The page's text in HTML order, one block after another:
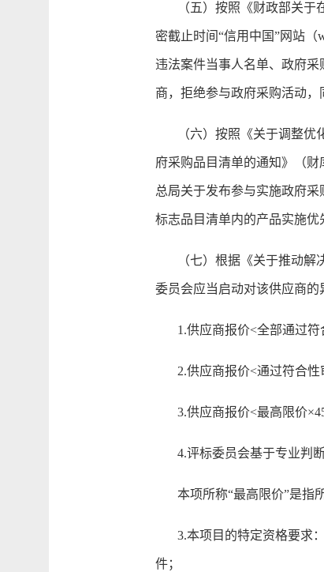
（五）按照《财政部关于在
密截止时间“信用中国”网站（
违法案件当事人名单、政府
商，拒绝参与政府采购活动，
（六）按照《关于调整优化
府采购品目清单的通知》（财
总局关于发布参与实施政府
标志品目清单内的产品实施优
（七）根据《关于推动解决
委员会应当启动对该供应商的
1.供应商报价<全部通过符
2.供应商报价<通过符合性
3.供应商报价<最高限价
4.评标委员会基于专业判断
本项所称“最高限价”是指所
3.本项目的特定资格要求：
件；